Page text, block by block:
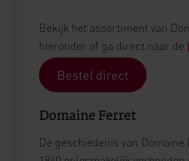
Bekijk het assortiment van
hieronder of ga direct naar de
Bestel direct
Domaine Ferret
De geschiedenis van